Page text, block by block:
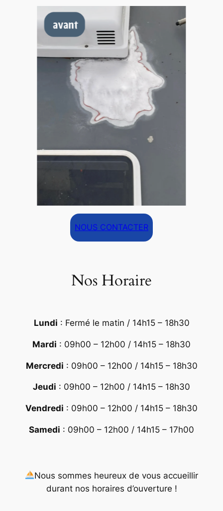
NOUS CONTACTER
Nos Horaire
Lundi : Fermé le matin / 14h15 – 18h30
Mardi : 09h00 – 12h00 / 14h15 – 18h30
Mercredi : 09h00 – 12h00 / 14h15 – 18h30
Jeudi : 09h00 – 12h00 / 14h15 – 18h30
Vendredi : 09h00 – 12h00 / 14h15 – 18h30
Samedi : 09h00 – 12h00 / 14h15 – 17h00
Nous sommes heureux de vous accueillir
durant nos horaires d’ouverture !